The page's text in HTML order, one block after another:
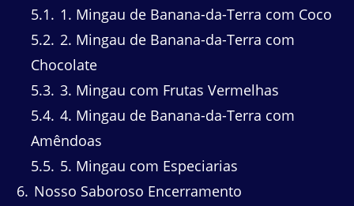
5.1
1. Mingau de Banana-da-Terra com Coco
5.2 2. Mingau de Banana-da-Terra com
Chocolate
5.3 3. Mingau com Frutas Vermelhas
5.4 4. Mingau de Banana-da-Terra com
Amêndoas
5.5 5. Mingau com Especiarias
6 Nosso Saboroso Encerramento